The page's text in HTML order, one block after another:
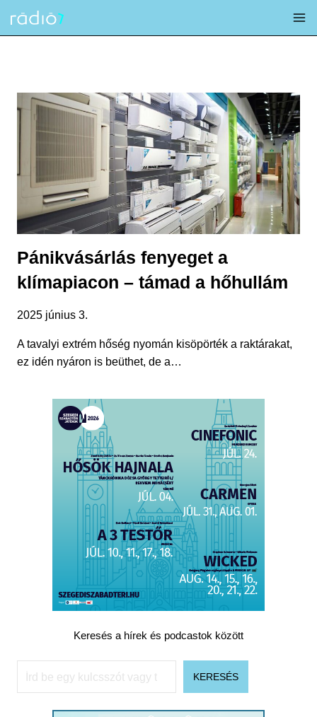
Pánikvásárlás fenyeget a
klímapiacon – támad a hőhullám
2025 június 3.
A tavalyi extrém hőség nyomán kisöpörték a raktárakat,
ez idén nyáron is beüthet, de a…
Keresés a hírek és podcastok között
Keresés
KERESÉS